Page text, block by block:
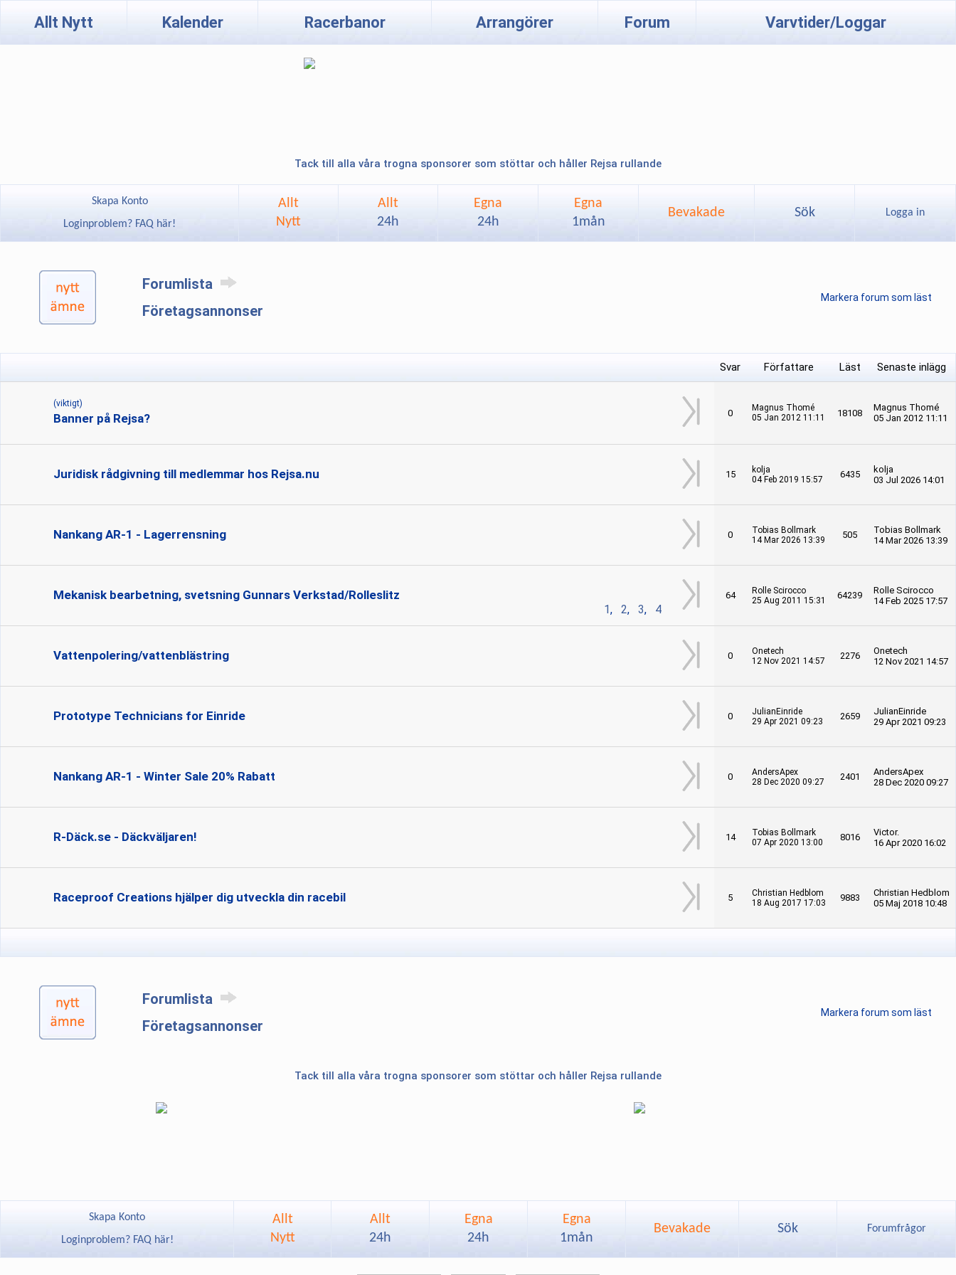
Allt Nytt Kalender Racerbanor Arrangörer Forum Varvtider/Loggar
Tack till alla våra trogna sponsorer som stöttar och håller Rejsa rullande
Skapa Konto
Loginproblem? FAQ här!
Allt
Nytt
Allt
24h
Egna
24h
Egna
1mån
Bevakade Sök Logga in
Forumlista
Företagsannonser
Markera forum som läst
Svar Författare Läst Senaste inlägg
(viktigt)
Banner på Rejsa? 0
Magnus Thomé
05 Jan 2012 11:11
18108
Magnus Thomé
05 Jan 2012 11:11
Juridisk rådgivning till medlemmar hos Rejsa.nu 15
kolja
04 Feb 2019 15:57
6435
kolja
03 Jul 2026 14:01
Nankang AR-1 - Lagerrensning 0
Tobias Bollmark
14 Mar 2026 13:39
505
Tobias Bollmark
14 Mar 2026 13:39
Mekanisk bearbetning, svetsning Gunnars Verkstad/Rolleslitz
1, 2, 3, 4
64
Rolle Scirocco
25 Aug 2011 15:31
64239
Rolle Scirocco
14 Feb 2025 17:57
Vattenpolering/vattenblästring 0
Onetech
12 Nov 2021 14:57
2276
Onetech
12 Nov 2021 14:57
Prototype Technicians for Einride 0
JulianEinride
29 Apr 2021 09:23
2659
JulianEinride
29 Apr 2021 09:23
Nankang AR-1 - Winter Sale 20% Rabatt 0
AndersApex
28 Dec 2020 09:27
2401
AndersApex
28 Dec 2020 09:27
R-Däck.se - Däckväljaren! 14
Tobias Bollmark
07 Apr 2020 13:00
8016
Victor.
16 Apr 2020 16:02
Raceproof Creations hjälper dig utveckla din racebil 5
Christian Hedblom
18 Aug 2017 17:03
9883
Christian Hedblom
05 Maj 2018 10:48
Forumlista
Företagsannonser
Markera forum som läst
Tack till alla våra trogna sponsorer som stöttar och håller Rejsa rullande
Skapa Konto
Loginproblem? FAQ här!
Allt
Nytt
Allt
24h
Egna
24h
Egna
1mån
Bevakade Sök Forumfrågor